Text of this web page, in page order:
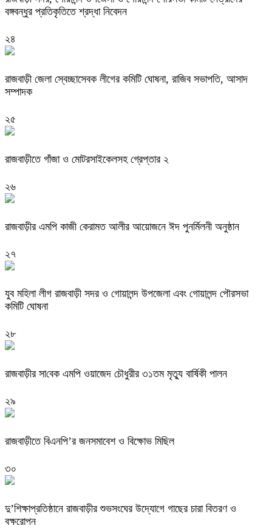
বঙ্গবন্ধুর প্রতিকৃতিতে শ্রদ্ধা নিবেদন
২৪
রাজবাড়ী জেলা স্বেচ্ছাসেবক লীগের কমিটি ঘোষনা, রাজিব সভাপতি, আসাদ
সম্পাদক
২৫
রাজবাড়ীতে গাঁজা ও মোটরসাইকেলসহ গ্রেপ্তার ২
২৬
রাজবাড়ীর এমপি কাজী কেরামত আলীর আয়োজনে ঈদ পুনর্মিলনী অনুষ্ঠান
২৭
যুব মহিলা লীগ রাজবাড়ী সদর ও গোয়ালন্দ উপজেলা এবং গোয়ালন্দ পৌরসভা
কমিটি ঘোষনা
২৮
রাজবাড়ীর সা‌বেক এম‌পি ওয়াজেদ চে‌ৗধুরীর ৩১তম মৃত‌্যু বা‌র্ষিকী পালন
২৯
রাজবাড়ীতে বিএনপি’র জনসমাবেশ ও বিক্ষোভ মিছিল
৩০
দু’শিক্ষাপ্রতিষ্ঠানে রাজবাড়ীর শুভসংঘের উদ্যোগে গাছের চারা বিতরণ ও
বৃক্ষরোপন